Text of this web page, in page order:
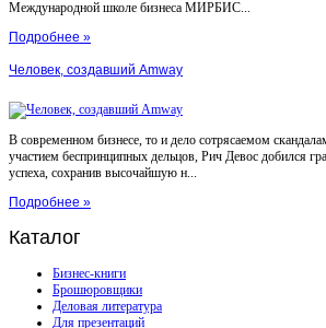
Международной школе бизнеса МИРБИС...
Подробнее »
Человек, создавший Amway
В современном бизнесе, то и дело сотрясаемом
участием беспринципных дельцов, Рич Девос добился
успеха, сохранив высочайшую н...
Подробнее »
Каталог
Бизнес-книги
Брошюровщики
Деловая литература
Для презентаций